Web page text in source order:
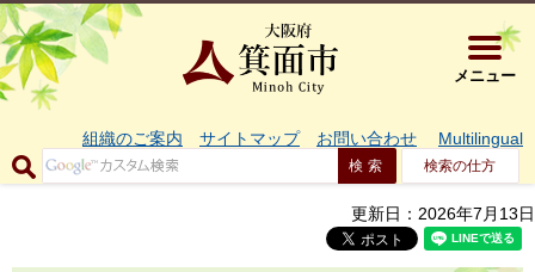
大阪府箕
メニュー
組織のご案内 サイトマップ お問い合わせ Multilingual
検索の仕方
更新日：2026年7月13日